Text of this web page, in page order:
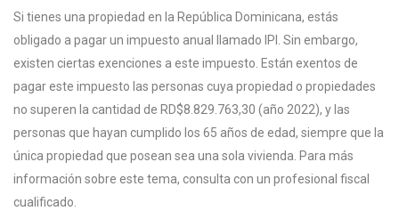
Si tienes una propiedad en la República Dominicana, estás
obligado a pagar un impuesto anual llamado IPI. Sin embargo,
existen ciertas exenciones a este impuesto. Están exentos de
pagar este impuesto las personas cuya propiedad o propiedades
no superen la cantidad de RD$8.829.763,30 (año 2022), y las
personas que hayan cumplido los 65 años de edad, siempre que la
única propiedad que posean sea una sola vivienda. Para más
información sobre este tema, consulta con un profesional fiscal
cualificado.